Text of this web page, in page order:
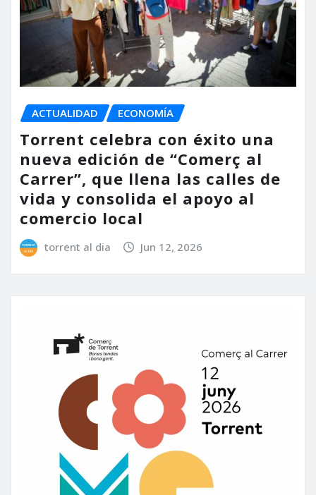
ACTUALIDAD ECONOMÍA
Torrent celebra con éxito una
nueva edición de “Comerç al
Carrer”, que llena las calles de
vida y consolida el apoyo al
comercio local
torrent al dia Jun 12, 2026